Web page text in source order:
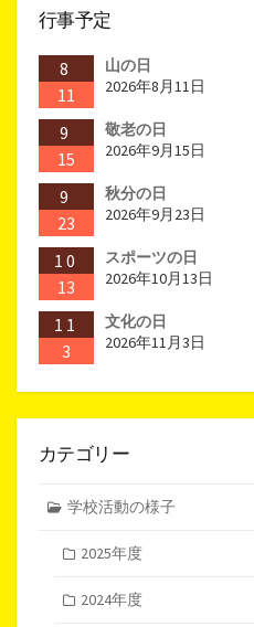
行事予定
8
11
山の日
2026年8月11日
9
15
敬老の日
2026年9月15日
9
23
秋分の日
2026年9月23日
10
13
スポーツの日
2026年10月13日
11
3
文化の日
2026年11月3日
カテゴリー
学校活動の様子
2025年度
2024年度